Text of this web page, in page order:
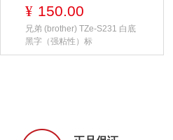
¥ 150.00
兄弟 (brother) TZe-S231 白底
黑字（强粘性）标